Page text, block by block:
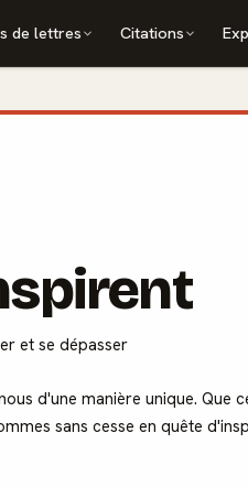
de lettres Citations
et se dépasser
d'une manière unique. Que
sans cesse en quête